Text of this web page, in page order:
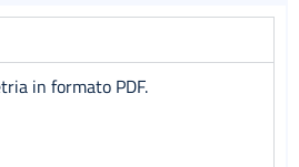
in formato PDF.